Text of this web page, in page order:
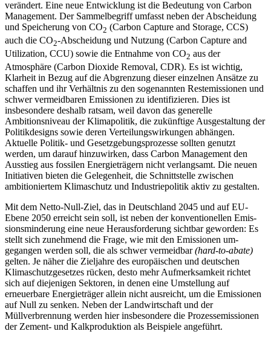
verändert. Eine neue Entwicklung ist die Bedeutung von Carbon
Management. Der Sammelbegriff umfasst neben der Ab­scheidung
und Speicherung von CO2 (Carbon Capture and Storage, CCS)
auch die CO2‑Abscheidung und Nutzung (Carbon Capture and
Utilization, CCU) sowie die Ent­nahme von CO2 aus der
Atmosphäre (Carbon Dioxide Removal, CDR). Es ist wichtig,
Klarheit in Bezug auf die Abgrenzung dieser einzelnen Ansätze zu
schaffen und ihr Verhältnis zu den sogenannten Restemissionen und
schwer vermeidbaren Emissionen zu identifizieren. Dies ist
insbesondere deshalb ratsam, weil davon das generelle
Ambitionsniveau der Klimapolitik, die zukünftige Ausgestaltung der
Politikdesigns sowie deren Verteilungswirkungen abhängen.
Aktuelle Politik- und Gesetzgebungsprozesse sollten genutzt
werden, um darauf hinzuwirken, dass Carbon Management den
Ausstieg aus fossilen Energieträgern nicht verlangsamt. Die neuen
Initiativen bieten die Gelegenheit, die Schnittstelle zwischen
ambitioniertem Klimaschutz und Industriepolitik aktiv zu gestalten.
Mit dem Netto-Null-Ziel, das in Deutschland 2045 und auf EU-
Ebene 2050 erreicht sein soll, ist neben der konventionellen Emis­
sionsminderung eine neue Herausforderung sichtbar geworden: Es
stellt sich zunehmend die Frage, wie mit den Emissionen um­
gegangen werden soll, die als schwer ver­meidbar(hard-to-abate)
gelten. Je näher die Zieljahre des europäischen und deutschen
Klimaschutzgesetzes rücken, desto mehr Aufmerksamkeit richtet
sich auf diejenigen Sektoren, in denen eine Umstellung auf
erneuerbare Energieträger allein nicht aus­reicht, um die Emissionen
auf Null zu sen­ken. Neben der Landwirtschaft und der
Müllverbrennung werden hier insbesondere die Prozessemissionen
der Zement- und Kalkproduktion als Beispiele angeführt.